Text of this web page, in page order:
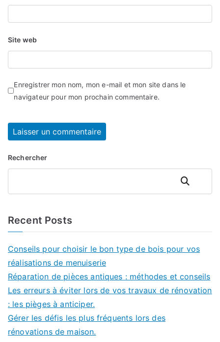
Site web
Enregistrer mon nom, mon e-mail et mon site dans le
navigateur pour mon prochain commentaire.
Rechercher
Rechercher
Recent Posts
Conseils pour choisir le bon type de bois pour vos
réalisations de menuiserie
Réparation de pièces antiques : méthodes et conseils
Les erreurs à éviter lors de vos travaux de rénovation
: les pièges à anticiper.
Gérer les défis les plus fréquents lors des
rénovations de maison.